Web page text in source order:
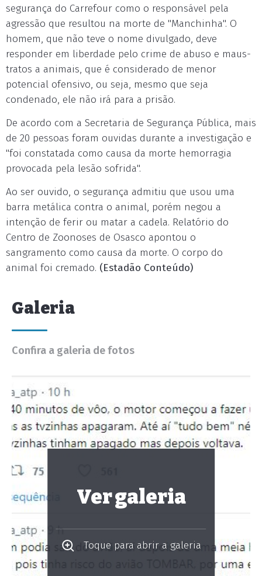
segurança do Carrefour como o responsável pela
agressão que resultou na morte de "Manchinha". O
homem, que não teve o nome divulgado, deve
responder em liberdade pelo crime de abuso e maus-
tratos a animais, que é considerado de menor
potencial ofensivo, ou seja, mesmo que seja
condenado, ele não irá para a prisão.
De acordo com a Secretaria de Segurança Pública, mais
de 20 pessoas foram ouvidas durante a investigação e
"foi constatada como causa da morte hemorragia
provocada pela lesão sofrida".
Ao ser ouvido, o segurança admitiu que usou uma
barra metálica contra o animal, porém negou a
intenção de ferir ou matar a cadela. Relatório do
Centro de Zoonoses de Osasco apontou o
sangramento como causa da morte. O corpo do
animal foi cremado. (Estadão Conteúdo)
Galeria
Confira a galeria de fotos
Ver galeria
Toque para abrir a galeria